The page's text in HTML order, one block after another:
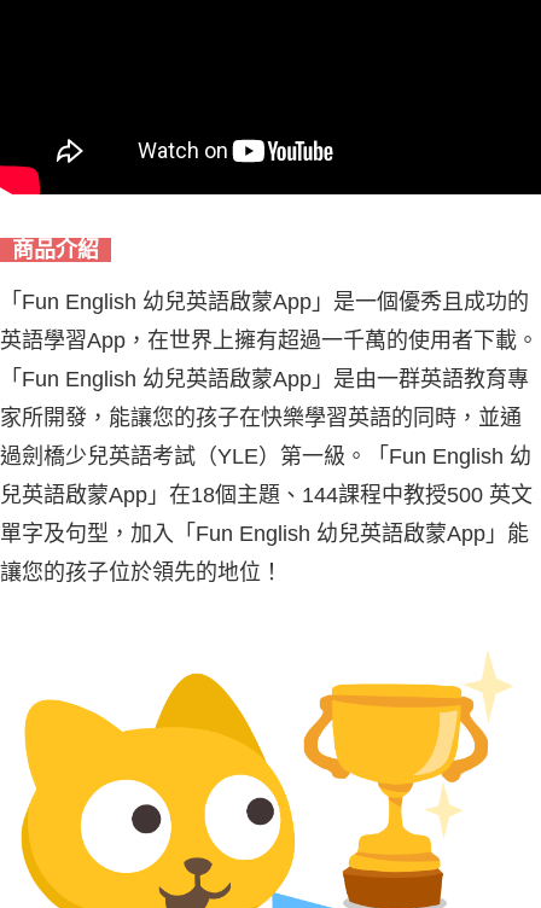
商品介紹
「Fun English 幼兒英語啟蒙App」是一個優秀且成功的
英語學習App，在世界上擁有超過一千萬的使用者下載。
「Fun English 幼兒英語啟蒙App」是由一群英語教育專
家所開發，能讓您的孩子在快樂學習英語的同時，並通
過劍橋少兒英語考試（YLE）第一級。「Fun English 幼
兒英語啟蒙App」在18個主題、144課程中教授500 英文
單字及句型，加入「Fun English 幼兒英語啟蒙App」能
讓您的孩子位於領先的地位！